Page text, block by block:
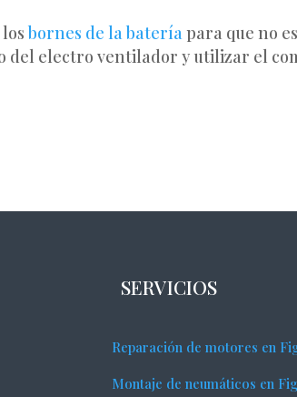
losbornes de la batería para que no
del electro ventilador y utilizar el
SERVICIOS
Reparación de motores en
Montaje de neumáticos en